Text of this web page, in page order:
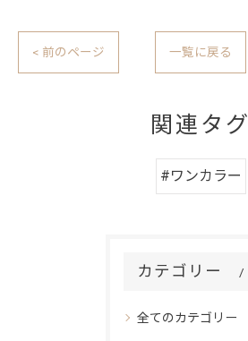
< 前のページ 一覧に戻る
関連タグ
#ワンカラー
カテゴリー
全てのカテゴリー